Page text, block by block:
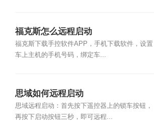
福克斯怎么远程启动
福克斯下载手控软件APP，手机下载软件，设置
车上主机的手机号码，绑定车...
思域如何远程启动
思域远程启动：首先按下遥控器上的锁车按钮，
再按下启动按钮三秒，即可远程...